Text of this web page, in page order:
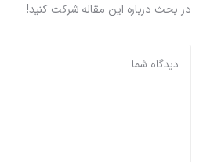
در بحث درباره این مقاله شرکت کنید!